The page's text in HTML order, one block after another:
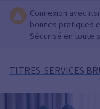
Connexion avec
bonnes pratiques
Sécurisé en toute
TITRES-SERVICES